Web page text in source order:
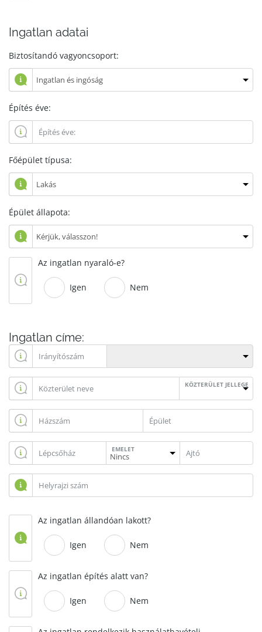
Ingatlan adatai
Biztosítandó vagyoncsoport:
Építés éve:
Főépület típusa:
Épület állapota:
Az ingatlan nyaraló-e?
Igen Nem
Ingatlan címe:
KÖZTERÜLET JELLEGE
EMELET
Az ingatlan állandóan lakott?
Igen Nem
Az ingatlan építés alatt van?
Igen Nem